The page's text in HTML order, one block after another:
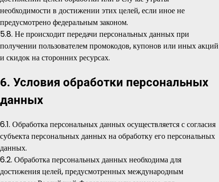
необходимости в достижении этих целей, если иное не
предусмотрено федеральным законом.
5.8. Не происходит передачи персональных данных при
получении пользователем промокодов, купонов или иных акций
и скидок на сторонних ресурсах.
6. Условия обработки персональных
данных
6.1. Обработка персональных данных осуществляется с согласия
субъекта персональных данных на обработку его персональных
данных.
6.2. Обработка персональных данных необходима для
достижения целей, предусмотренных международным